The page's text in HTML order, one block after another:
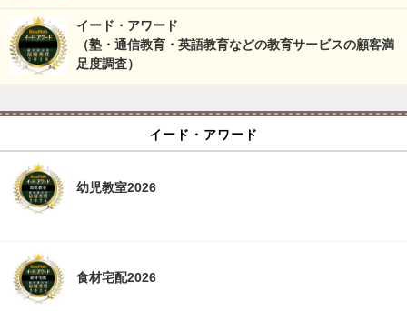
イード・アワード
（塾・通信教育・英語教育などの教育サービスの顧客満
足度調査）
イード・アワード
幼児教室2026
食材宅配2026